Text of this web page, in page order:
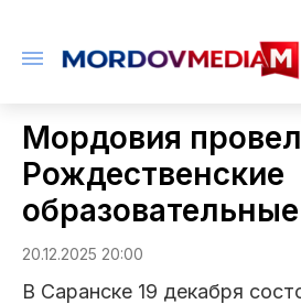
Мордовия
Рождественские
20.12.2025 20:00
В Саранске 19 декабря